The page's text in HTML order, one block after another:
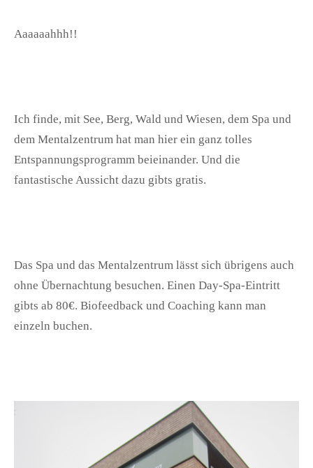
Aaaaaahhh!!
Ich finde, mit See, Berg, Wald und Wiesen, dem Spa und
dem Mentalzentrum hat man hier ein ganz tolles
Entspannungsprogramm beieinander. Und die
fantastische Aussicht dazu gibts gratis.
Das Spa und das Mentalzentrum lässt sich übrigens auch
ohne Übernachtung besuchen. Einen Day-Spa-Eintritt
gibts ab 80€. Biofeedback und Coaching kann man
einzeln buchen.